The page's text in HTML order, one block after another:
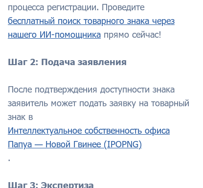
процесса регистрации. Проведите
бесплатный поиск товарного знака через
нашего ИИ-помощника прямо сейчас!
Шаг 2: Подача заявления
После подтверждения доступности знака
заявитель может подать заявку на товарный
знак в
Интеллектуальное собственность офиса
Папуа — Новой Гвинее (IPOPNG)
.
Шаг 3: Экспертиза